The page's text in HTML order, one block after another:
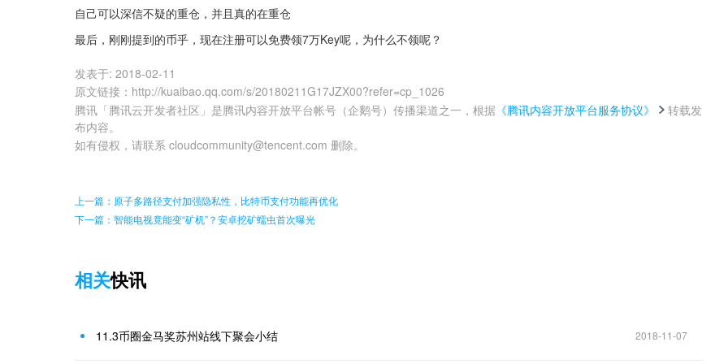
自己可以深信不疑的重仓，并且真的在重仓
最后，刚刚提到的币乎，现在注册可以免费领7万Key呢，为什么不领呢？
发表于: 2018-02-11
原文链接 ： http://kuaibao.qq.com/s/20180211G17JZX00?refer=cp_1026
腾讯「腾讯云开发者社区」是腾讯内容开放平台帐号（企鹅号）传播渠道之一，根据 《腾讯内容开放平台服务协议》
转载发
布内容。
如有侵权，请联系 cloudcommunity@tencent.com 删除。
上一篇：原子多路径支付加强隐私性，比特币支付功能再优化
下一篇：智能电视竟能变“矿机”？安卓挖矿蠕虫首次曝光
相关快讯
11.3币圈金马奖苏州站线下聚会小结 2018-11-07